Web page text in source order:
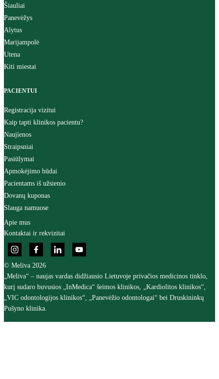
Šiauliai
Panevėžys
Alytus
Marijampolė
Utena
Kiti miestai
PACIENTUI
Registracija vizitui
Kaip tapti klinikos pacientu?
Naujienos
Straipsniai
Pasiūlymai
Apmokėjimo būdai
Pacientams iš užsienio
Dovanų kuponas
Slauga namuose
Apie mus
Kontaktai ir rekvizitai
© Meliva 2026
„Meliva“ – naujas vardas didžiausio Lietuvoje privačios medicinos tinklo,
kurį sudaro buvusios „InMedica“ šeimos klinikos, „Kardiolitos klinikos“,
„VIC odontologijos klinikos“, „Panevėžio odontologai“ bei Druskininkų
Pušyno klinika.